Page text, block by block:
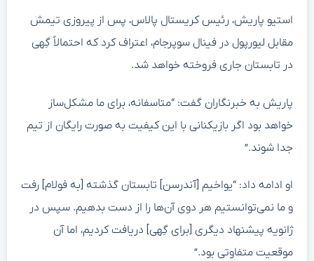
استیو پاریش، رئیس کریستال پالاس، پس از پیروزی تیمش
مقابل لیورپول در فینال سوپرجام، اعتراف کرد که احتمالاً گِهی
در تابستان جاری فروخته خواهد شد.
پاریش به خبرنگاران گفت: “متاسفانه، برای ما مشکل‌ساز
خواهد بود اگر بازیکنانی با این کیفیت به صورت رایگان از تیم
جدا شوند.”
او ادامه داد: “یواخیم [آندرسن] تابستان گذشته [به فولام] رفت
و ما نمی‌توانستیم هر دوی آن‌ها را از دست بدهیم. سپس در
ژانویه پیشنهاد دیگری [برای گِهی] دریافت کردیم، اما آن
موقعیت متفاوتی بود.”